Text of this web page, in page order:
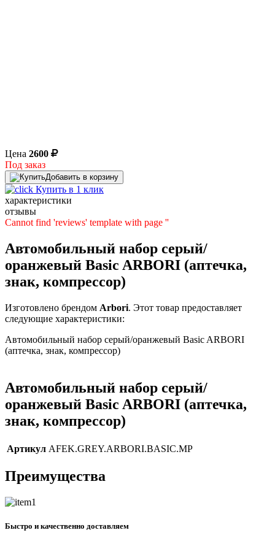
Цена 2600
Под заказ
Добавить в корзину
Купить в 1 клик
характеристики
отзывы
Cannot find 'reviews' template with page ''
Автомобильный набор серый/
оранжевый Basic ARBORI (аптечка,
знак, компрессор)
Изготовлено брендом Arbori. Этот товар предоставляет
следующие характеристики:
Автомобильный набор серый/оранжевый Basic ARBORI
(аптечка, знак, компрессор)
Автомобильный набор серый/
оранжевый Basic ARBORI (аптечка,
знак, компрессор)
Артикул AFEK.GREY.ARBORI.BASIC.MP
Преимущества
Быстро и качественно доставляем